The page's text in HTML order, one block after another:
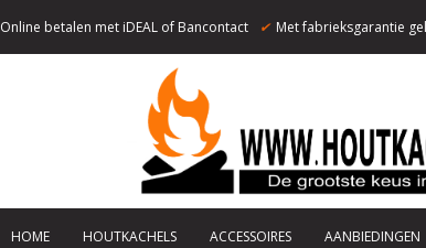
Online betalen met iDEAL of Bancontact ✔ Met fabrieksgarantie
HOME HOUTKACHELS ACCESSOIRES AANBIEDINGEN